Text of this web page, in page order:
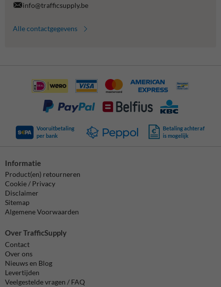
info@trafficsupply.be
Alle contactgegevens
Vooruitbetaling
per bank
Betaling achteraf
is mogelijk
Informatie
Product(en) retourneren
Cookie / Privacy
Disclaimer
Sitemap
Algemene Voorwaarden
Over TrafficSupply
Contact
Over ons
Nieuws en Blog
Levertijden
Veelgestelde vragen / FAQ